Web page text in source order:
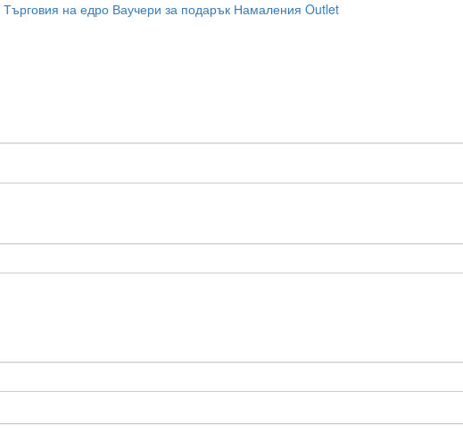
Търговия на едро Ваучери за подарък Намаления Outlet